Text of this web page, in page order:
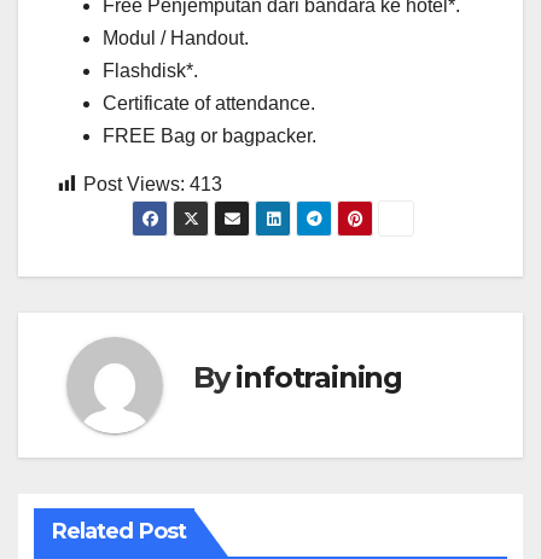
Free Penjemputan dari bandara ke hotel*.
Modul / Handout.
Flashdisk*.
Certificate of attendance.
FREE Bag or bagpacker.
Post Views: 413
Byinfotraining
Related Post